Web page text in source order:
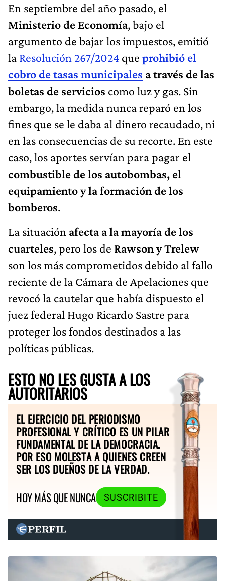
En septiembre del año pasado, el
Ministerio de Economía, bajo el
argumento de bajar los impuestos, emitió
la Resolución 267/2024 que prohibió el
cobro de tasas municipales a través de las
boletas de servicios como luz y gas. Sin
embargo, la medida nunca reparó en los
fines que se le daba al dinero recaudado, ni
en las consecuencias de su recorte. En este
caso, los aportes servían para pagar el
combustible de los autobombas, el
equipamiento y la formación de los
bomberos.
La situación afecta a la mayoría de los
cuarteles, pero los de Rawson y Trelew
son los más comprometidos debido al fallo
reciente de la Cámara de Apelaciones que
revocó la cautelar que había dispuesto el
juez federal Hugo Ricardo Sastre para
proteger los fondos destinados a las
políticas públicas.
ESTO NO LES GUSTA A LOS
AUTORITARIOS
EL EJERCICIO DEL PERIODISMO
PROFESIONAL Y CRÍTICO ES UN PILAR
FUNDAMENTAL DE LA DEMOCRACIA.
POR ESO MOLESTA A QUIENES CREEN
SER LOS DUEÑOS DE LA VERDAD.
HOY MÁS QUE NUNCA
SUSCRIBITE